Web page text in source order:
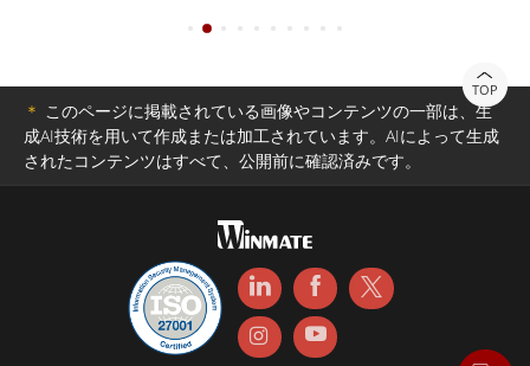
TOP
＊ このページに掲載されている画像やコンテンツの一部は、生
成AI技術を用いて作成または加工されています。AIによって生成
されたコンテンツはすべて、公開前に確認済みです。